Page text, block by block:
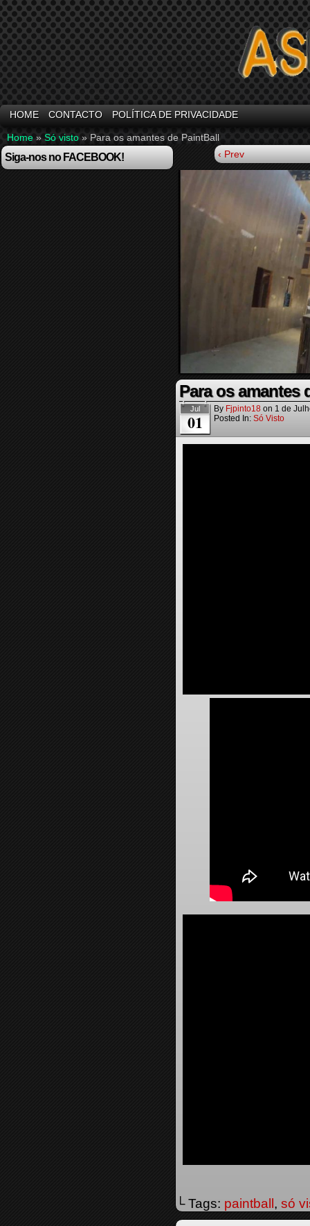
HOME CONTACTO POLÍTICA DE PRIVACIDADE
Home » Só visto » Para os amantes de PaintBall
Siga-nos no FACEBOOK! ‹ Prev
Para os amantes
Jul
01
By Fjpinto18 on 1 de
Posted In: Só Visto
└ Tags: paintball , só